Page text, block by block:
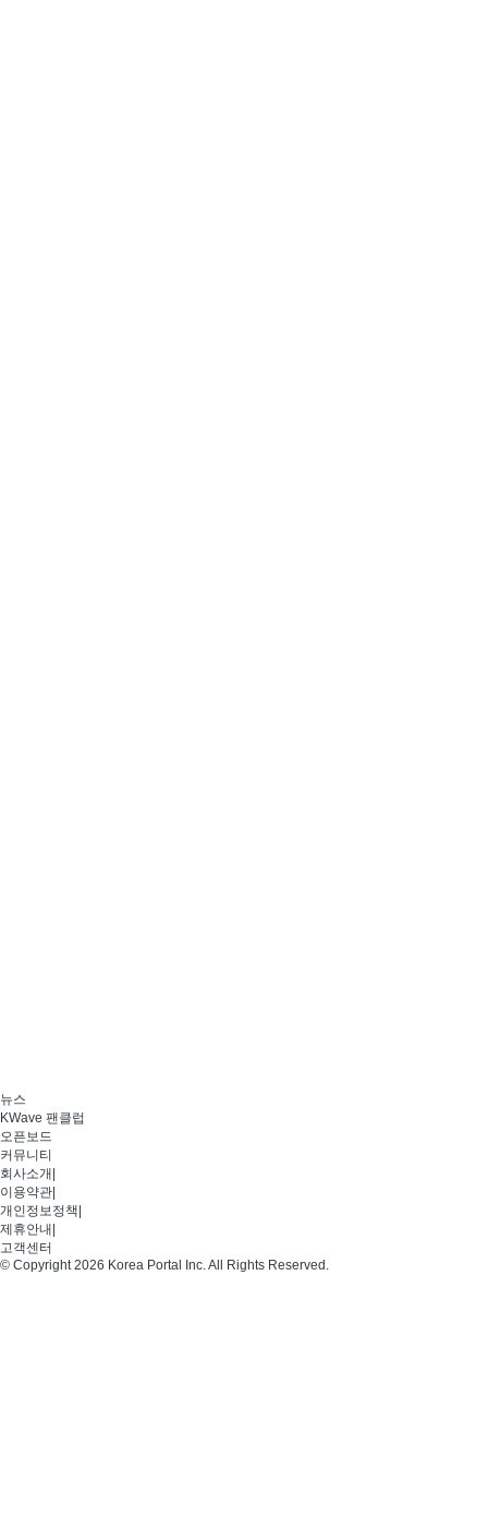
뉴스
KWave 팬클럽
오픈보드
커뮤니티
회사소개
이용약관
개인정보정책
제휴안내
고객센터
© Copyright 2026 Korea Portal Inc. All Rights Reserved.